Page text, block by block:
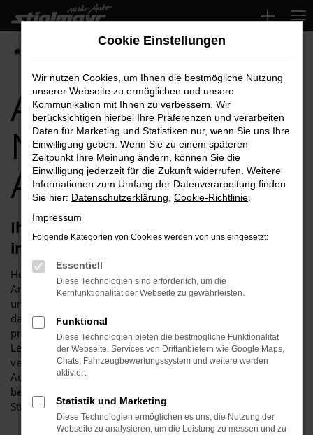
Zum
Hauptinhalt
springen
Audi A6 für
Neuburg Top-
Angebote
Ihren Audi A6 für Neuburg erhalten Sie
im Autohaus Stiglmayr
Herzlich willkommen bei Autohaus Stiglmayr – Ihre erste
Anlaufstelle für exzellente Audi A6 Fahrzeuge für Neuburg
und Umgebung! Unser renommiertes Autohaus ist stolz
darauf, Ihnen eine herausragende Auswahl an Audi A6 zu
präsentieren, die höchste Standards in Sachen Qualität und
Leistung erfüllen. Wir sind seit Jahren Ihr
vertrauenswürdiger Partner, wenn es um erstklassige
Automobile geht. Erfahren Sie mehr über unsere
beeindruckende Audi A6 Flotte und warum Autohaus
Stiglmayr die bevorzugte Adresse für Audi A6 Liebhaber ist.
Cookie Einstellungen
Wir nutzen Cookies, um Ihnen die bestmögliche Nutzung
unserer Webseite zu ermöglichen und unsere
Kommunikation mit Ihnen zu verbessern. Wir
berücksichtigen hierbei Ihre Präferenzen und verarbeiten
Daten für Marketing und Statistiken nur, wenn Sie uns Ihre
Einwilligung geben. Wenn Sie zu einem späteren
Zeitpunkt Ihre Meinung ändern, können Sie die
Einwilligung jederzeit für die Zukunft widerrufen. Weitere
Informationen zum Umfang der Datenverarbeitung finden
Sie hier: Datenschutzerklärung Cookie-Richtlinie
Impressum
Folgende Kategorien von Cookies werden von uns eingesetzt:
Essentiell
Diese Technologien sind erforderlich, um die
Kernfunktionalität der Webseite zu gewährleisten.
Funktional
Diese Technologien bieten die bestmögliche Funktionalität
der Webseite. Services von Drittanbietern wie Google Maps,
Chats, Fahrzeugbewertungssystem und weitere werden
aktiviert.
Statistik und Marketing
Diese Technologien ermöglichen es uns, die Nutzung der
Webseite zu analysieren, um die Leistung zu messen und zu